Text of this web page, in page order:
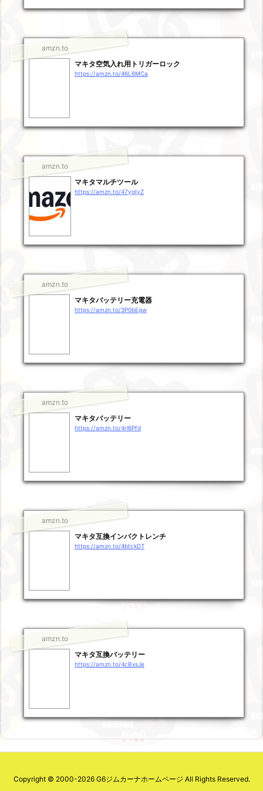
amzn.to
マキタ空気入れ用トリガーロック
https://amzn.to/46L6MCa
amzn.to
マキタマルチツール
https://amzn.to/47ygIyZ
amzn.to
マキタバッテリー充電器
https://amzn.to/3P0bEgw
amzn.to
マキタバッテリー
https://amzn.to/4rl6Pfd
amzn.to
マキタ互換インパクトレンチ
https://amzn.to/4btckDT
amzn.to
マキタ互換バッテリー
https://amzn.to/4cBxsJe
Copyright © 2000-2026 G6ジムカーナホームページ All Rights Reserved.